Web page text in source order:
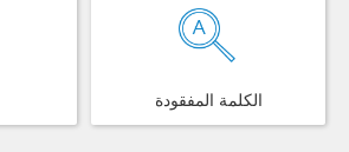
الكلمة المفقودة